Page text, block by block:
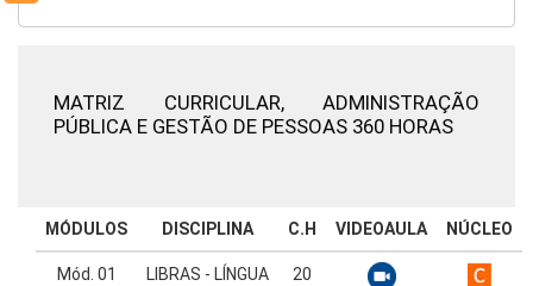
MATRIZ CURRICULAR, ADMINISTRAÇÃO
PÚBLICA E GESTÃO DE PESSOAS 360 HORAS
MÓDULOS DISCIPLINA C.H VIDEOAULA NÚCLEO
Mód. 01
LIBRAS - LÍNGUA
20